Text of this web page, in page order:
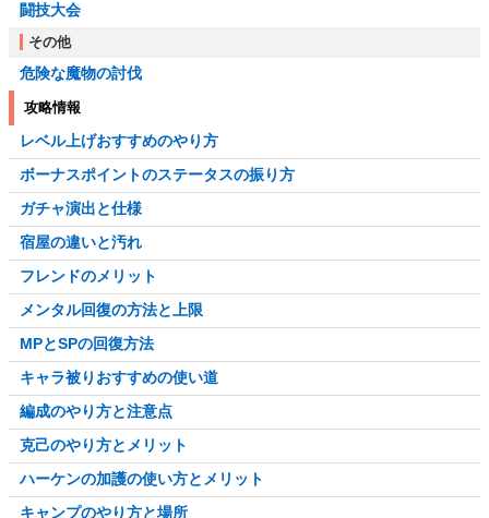
闘技大会
その他
危険な魔物の討伐
攻略情報
レベル上げおすすめのやり方
ボーナスポイントのステータスの振り方
ガチャ演出と仕様
宿屋の違いと汚れ
フレンドのメリット
メンタル回復の方法と上限
MPとSPの回復方法
キャラ被りおすすめの使い道
編成のやり方と注意点
克己のやり方とメリット
ハーケンの加護の使い方とメリット
キャンプのやり方と場所